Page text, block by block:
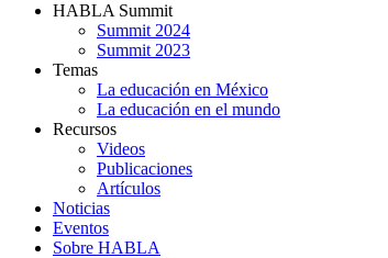
HABLA Summit
Summit 2024
Summit 2023
Temas
La educación en México
La educación en el mundo
Recursos
Videos
Publicaciones
Artículos
Noticias
Eventos
Sobre HABLA